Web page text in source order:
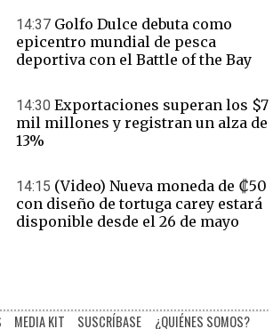
14:37 Golfo Dulce debuta como
epicentro mundial de pesca
deportiva con el Battle of the Bay
14:30 Exportaciones superan los $7
mil millones y registran un alza de
13%
14:15 (Video) Nueva moneda de ₡50
con diseño de tortuga carey estará
disponible desde el 26 de mayo
MEDIA KIT SUSCRÍBASE ¿QUIÉNES SOMOS?